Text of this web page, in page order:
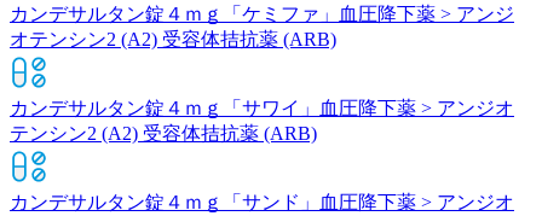
カンデサルタン錠４ｍｇ「ケミファ」
血圧降下薬 > アンジ
オテンシン2 (A2) 受容体拮抗薬 (ARB)
カンデサルタン錠４ｍｇ「サワイ」
血圧降下薬 > アンジオ
テンシン2 (A2) 受容体拮抗薬 (ARB)
カンデサルタン錠４ｍｇ「サンド」
血圧降下薬 > アンジオ